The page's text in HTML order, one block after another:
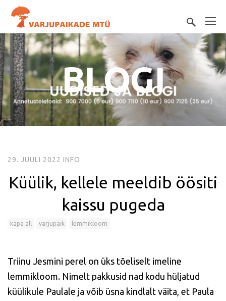
BLOGI
29. JUULI 2022 INFO
Küülik, kellele meeldib öösiti
kaissu pugeda
käpa all varjupaik lemmikloom
Triinu Jesmini perel on üks tõeliselt imeline
lemmikloom. Nimelt pakkusid nad kodu hüljatud
küülikule Paulale ja võib üsna kindlalt väita, et Paula